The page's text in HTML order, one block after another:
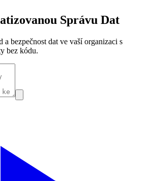
Správu Dat
a bezpečnost dat ve vaší organizaci s
bez kódu.